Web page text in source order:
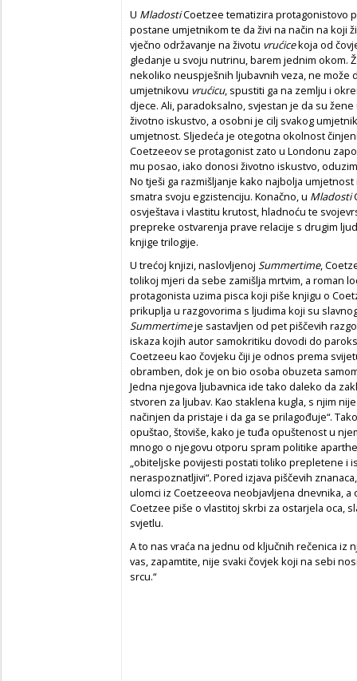
U MladostiCoetzee tematizira protagonistovo
postane umjetnikom te da živi na način na koji
vječno održavanje na životu vrućicekoja od
gledanje u svoju nutrinu, barem jednim okom.
nekoliko neuspješnih ljubavnih veza, ne može
umjetnikovu vrućicu, spustiti ga na zemlju i
djece. Ali, paradoksalno, svjestan je da su
životno iskustvo, a osobni je cilj svakog
umjetnost. Sljedeća je otegotna okolnost
Coetzeeov se protagonist zato u Londonu
mu posao, iako donosi životno iskustvo,
No tješi ga razmišljanje kako najbolja
smatra svoju egzistenciju. Konačno, u Mladosti
osvještava i vlastitu krutost, hladnoću te
prepreke ostvarenja prave relacije s drugim
knjige trilogije.
U trećoj knjizi, naslovljenoj Summertime,
tolikoj mjeri da sebe zamišlja mrtvim, a roman
protagonista uzima pisca koji piše knjigu o
prikuplja u razgovorima s ljudima koji su
Summertimeje sastavljen od pet piščevih
iskaza kojih autor samokritiku dovodi do
Coetzeeu kao čovjeku čiji je odnos prema
obramben, dok je on bio osoba obuzeta
Jedna njegova ljubavnica ide tako daleko da
stvoren za ljubav. Kao staklena kugla, s njim
načinjen da pristaje i da ga se prilagođuje“.
opuštao, štoviše, kako je tuđa opuštenost u
mnogo o njegovu otporu spram politike
„obiteljske povijesti postati toliko prepletene i
neraspoznatljivi“.Pored izjava piščevih
ulomci iz Coetzeeova neobjavljena dnevnika,
Coetzee piše o vlastitoj skrbi za ostarjela oca,
svjetlu.
A to nas vraća na jednu od ključnih rečenica iz
vas, zapamtite, nije svaki čovjek koji na sebi
srcu.“